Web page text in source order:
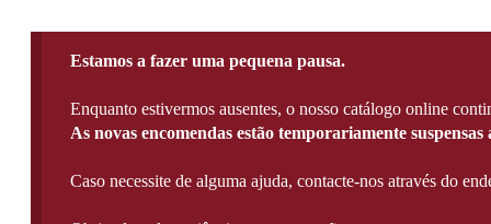
Estamos a fazer uma pequena pausa.
Enquanto estivermos ausentes, o nosso catálogo online
As novas encomendas estão temporariamente suspensas
Caso necessite de alguma ajuda, contacte-nos através do